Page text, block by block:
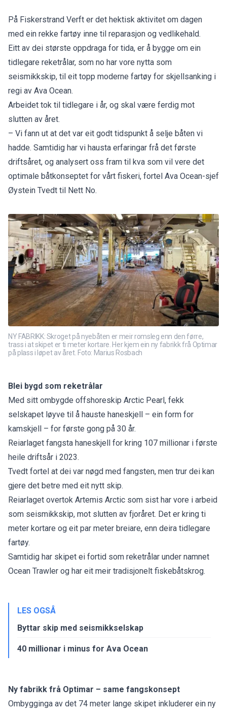
På Fiskerstrand Verft er det hektisk aktivitet om dagen
med ein rekke fartøy inne til reparasjon og vedlikehald.
Eitt av dei største oppdraga for tida, er å bygge om ein
tidlegare reketrålar, som no har vore nytta som
seismikkskip, til eit topp moderne fartøy for skjellsanking i
regi av Ava Ocean.
Arbeidet tok til tidlegare i år, og skal være ferdig mot
slutten av året.
– Vi fann ut at det var eit godt tidspunkt å selje båten vi
hadde. Samtidig har vi hausta erfaringar frå det første
driftsåret, og analysert oss fram til kva som vil vere det
optimale båtkonseptet for vårt fiskeri, fortel Ava Ocean-sjef
Øystein Tvedt til Nett No.
NY FABRIKK: Skroget på nyebåten er meir romsleg enn den førre,
trass i at skipet er ti meter kortare. Her kjem ein ny fabrikk frå Optimar
på plass i løpet av året. Foto: Marius Rosbach
Blei bygd som reketrålar
Med sitt ombygde offshoreskip Arctic Pearl, fekk
selskapet løyve til å hauste haneskjell – ein form for
kamskjell – for første gong på 30 år.
Reiarlaget fangsta haneskjell for kring 107 millionar i første
heile driftsår i 2023.
Tvedt fortel at dei var nøgd med fangsten, men trur dei kan
gjere det betre med eit nytt skip.
Reiarlaget overtok Artemis Arctic som sist har vore i arbeid
som seismikkskip, mot slutten av fjoråret. Det er kring ti
meter kortare og eit par meter breiare, enn deira tidlegare
fartøy.
Samtidig har skipet ei fortid som reketrålar under namnet
Ocean Trawler og har eit meir tradisjonelt fiskebåtskrog.
LES OGSÅ
Byttar skip med seismikkselskap
40 millionar i minus for Ava Ocean
Ny fabrikk frå Optimar – same fangskonsept
Ombygginga av det 74 meter lange skipet inkluderer ein ny